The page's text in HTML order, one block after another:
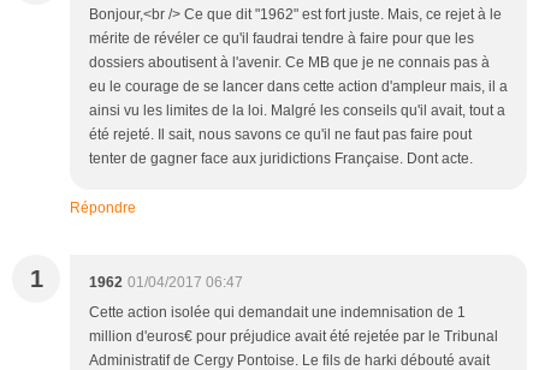
Bonjour,<br /> Ce que dit "1962" est fort juste. Mais, ce rejet à le
mérite de révéler ce qu'il faudrai tendre à faire pour que les
dossiers aboutisent à l'avenir. Ce MB que je ne connais pas à
eu le courage de se lancer dans cette action d'ampleur mais, il a
ainsi vu les limites de la loi. Malgré les conseils qu'il avait, tout a
été rejeté. Il sait, nous savons ce qu'il ne faut pas faire pout
tenter de gagner face aux juridictions Française. Dont acte.
Répondre
1 1962 01/04/2017 06:47
Cette action isolée qui demandait une indemnisation de 1
million d'euros€ pour préjudice avait été rejetée par le Tribunal
Administratif de Cergy Pontoise. Le fils de harki débouté avait